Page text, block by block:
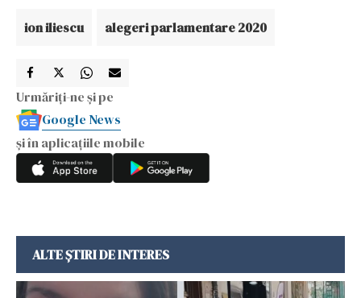
ion iliescu alegeri parlamentare 2020
Urmăriți-ne și pe
Google News
și în aplicațiile mobile
ALTE ȘTIRI DE INTERES